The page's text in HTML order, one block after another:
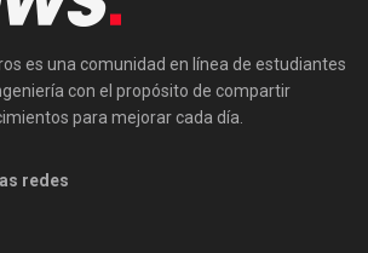
es una comunidad en línea de estudiantes
con el propósito de compartir
para mejorar cada día.
redes